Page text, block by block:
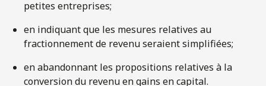
petites entreprises;
en indiquant que les mesures relatives au
fractionnement de revenu seraient simplifiées;
en abandonnant les propositions relatives à la
conversion du revenu en gains en capital.